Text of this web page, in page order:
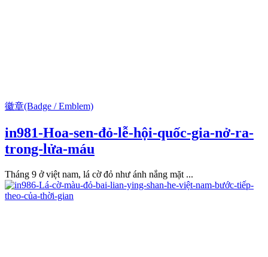
徽章(Badge / Emblem)
in981-Hoa-sen-đỏ-lễ-hội-quốc-gia-nở-ra-
trong-lửa-máu
Tháng 9 ở việt nam, lá cờ đỏ như ánh nắng mặt ...